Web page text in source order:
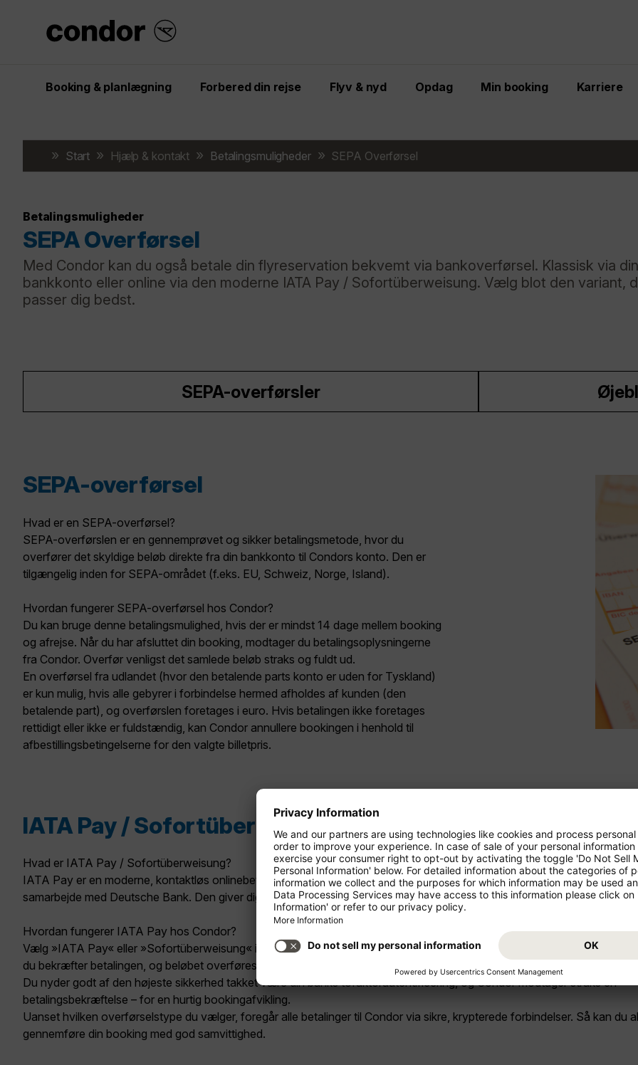
Booking & planlægning Forbered din rejse Flyv & nyd Opdag Min booking Karriere
Start Hjælp & kontakt Betalingsmuligheder SEPA Overførsel
Betalingsmuligheder
SEPA Overførsel
Med Condor kan du også betale din flyreservation bekvemt via bankoverførsel. Klassisk via din
bankkonto eller online via den moderne IATA Pay / Sofortüberweisung. Vælg blot den variant,
passer dig bedst.
SEPA-overførsler
SEPA-overførsel
Hvad er en SEPA-overførsel?
SEPA-overførslen er en gennemprøvet og sikker betalingsmetode, hvor du
overfører det skyldige beløb direkte fra din bankkonto til Condors konto. Den er
tilgængelig inden for SEPA-området (f.eks. EU, Schweiz, Norge, Island).
Hvordan fungerer SEPA-overførsel hos Condor?
Du kan bruge denne betalingsmulighed, hvis der er mindst 14 dage mellem booking
og afrejse. Når du har afsluttet din booking, modtager du betalingsoplysningerne
fra Condor. Overfør venligst det samlede beløb straks og fuldt ud.
En overførsel fra udlandet (hvor den betalende parts konto er uden for Tyskland)
er kun mulig, hvis alle gebyrer i forbindelse hermed afholdes af kunden (den
betalende part), og overførslen foretages i euro. Hvis betalingen ikke foretages
rettidigt eller ikke er fuldstændig, kan Condor annullere bookingen i henhold til
afbestillingsbetingelserne for den valgte billetpris.
IATA Pay / Sofortüberweisung
Hvad er IATA Pay / Sofortüberweisung?
IATA Pay er en moderne, kontaktløs onlinebetalingsmetode, der er udviklet af International Air Transport Association
samarbejde med Deutsche Bank. Den giver dig en hurtig og sikker mulighed for at betale for flyrejser uden kreditkort.
Hvordan fungerer IATA Pay hos Condor?
Vælg »IATA Pay« eller »Sofortüberweisung« i bookingprocessen. Når du har valgt din bank, bliver du viderestillet til din
du bekræfter betalingen, og beløbet overføres i realtid til Condor.
Du nyder godt af den højeste sikkerhed takket være din banks tofaktorautentificering, og Condor modtager straks en
betalingsbekræftelse – for en hurtig bookingafvikling.
Uanset hvilken overførselstype du vælger, foregår alle betalinger til Condor via sikre, krypterede forbindelser. Så kan du
gennemføre din booking med god samvittighed.